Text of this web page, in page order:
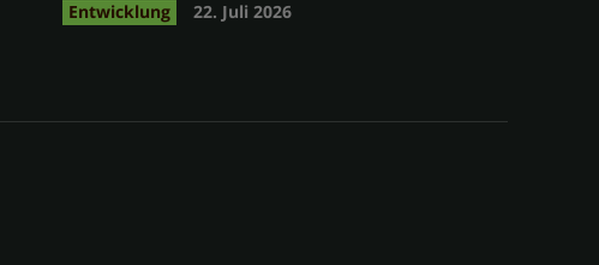
Entwicklung 22. Juli 2026